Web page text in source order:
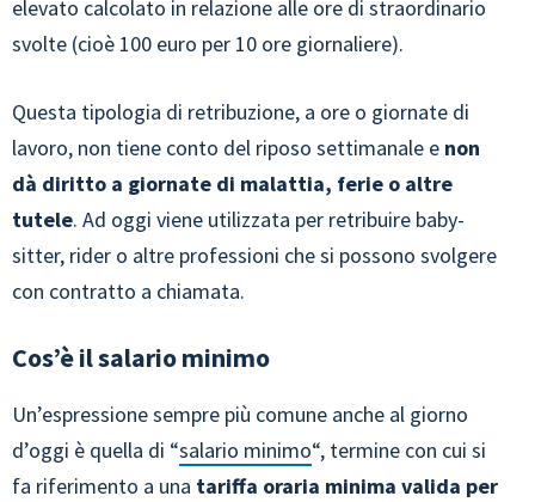
elevato calcolato in relazione alle ore di straordinario
svolte (cioè 100 euro per 10 ore giornaliere).
Questa tipologia di retribuzione, a ore o giornate di
lavoro, non tiene conto del riposo settimanale e non
dà diritto a giornate di malattia, ferie o altre
tutele. Ad oggi viene utilizzata per retribuire baby-
sitter, rider o altre professioni che si possono svolgere
con contratto a chiamata.
Cos’è il salario minimo
Un’espressione sempre più comune anche al giorno
d’oggi è quella di “salario minimo“, termine con cui si
fa riferimento a una tariffa oraria minima valida per